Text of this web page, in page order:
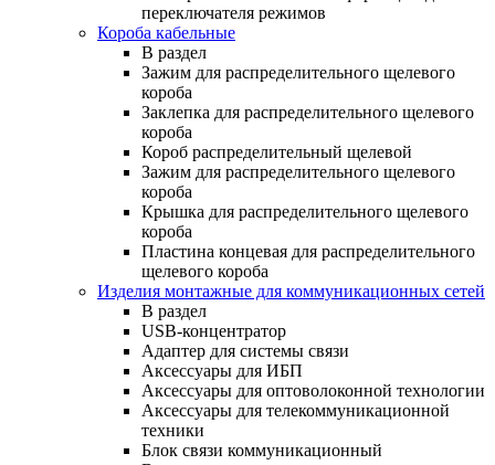
переключателя режимов
Короба кабельные
В раздел
Зажим для распределительного щелевого
короба
Заклепка для распределительного щелевого
короба
Короб распределительный щелевой
Зажим для распределительного щелевого
короба
Крышка для распределительного щелевого
короба
Пластина концевая для распределительного
щелевого короба
Изделия монтажные для коммуникационных сетей
В раздел
USB-концентратор
Адаптер для системы связи
Аксессуары для ИБП
Аксессуары для оптоволоконной технологии
Аксессуары для телекоммуникационной
техники
Блок связи коммуникационный